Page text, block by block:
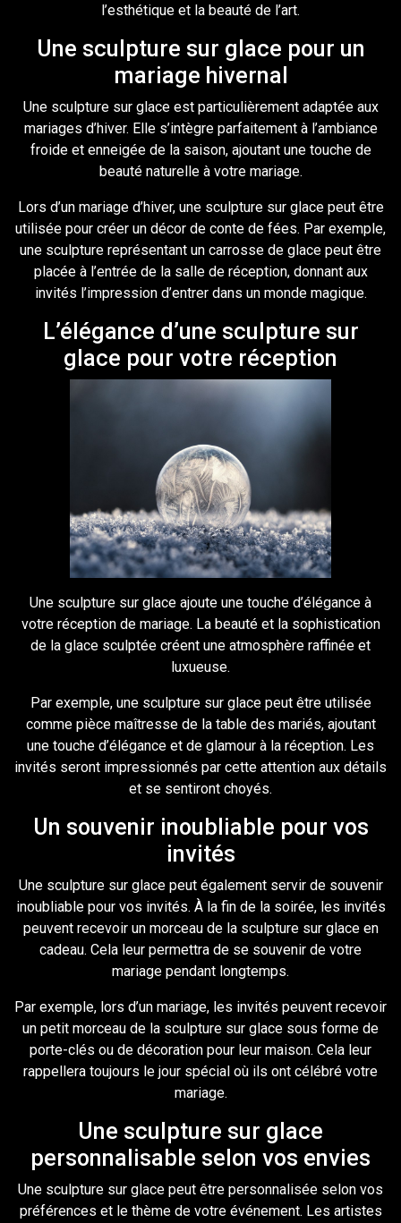
l’esthétique et la beauté de l’art.
Une sculpture sur glace pour un
mariage hivernal
Une sculpture sur glace est particulièrement adaptée aux
mariages d’hiver. Elle s’intègre parfaitement à l’ambiance
froide et enneigée de la saison, ajoutant une touche de
beauté naturelle à votre mariage.
Lors d’un mariage d’hiver, une sculpture sur glace peut être
utilisée pour créer un décor de conte de fées. Par exemple,
une sculpture représentant un carrosse de glace peut être
placée à l’entrée de la salle de réception, donnant aux
invités l’impression d’entrer dans un monde magique.
L’élégance d’une sculpture sur
glace pour votre réception
Une sculpture sur glace ajoute une touche d’élégance à
votre réception de mariage. La beauté et la sophistication
de la glace sculptée créent une atmosphère raffinée et
luxueuse.
Par exemple, une sculpture sur glace peut être utilisée
comme pièce maîtresse de la table des mariés, ajoutant
une touche d’élégance et de glamour à la réception. Les
invités seront impressionnés par cette attention aux détails
et se sentiront choyés.
Un souvenir inoubliable pour vos
invités
Une sculpture sur glace peut également servir de souvenir
inoubliable pour vos invités. À la fin de la soirée, les invités
peuvent recevoir un morceau de la sculpture sur glace en
cadeau. Cela leur permettra de se souvenir de votre
mariage pendant longtemps.
Par exemple, lors d’un mariage, les invités peuvent recevoir
un petit morceau de la sculpture sur glace sous forme de
porte-clés ou de décoration pour leur maison. Cela leur
rappellera toujours le jour spécial où ils ont célébré votre
mariage.
Une sculpture sur glace
personnalisable selon vos envies
Une sculpture sur glace peut être personnalisée selon vos
préférences et le thème de votre événement. Les artistes